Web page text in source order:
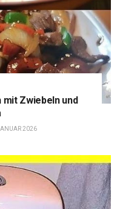
Zwiebeln und
2026